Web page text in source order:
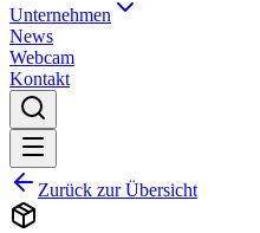
Unternehmen
News
Webcam
Kontakt
Zurück zur Übersicht